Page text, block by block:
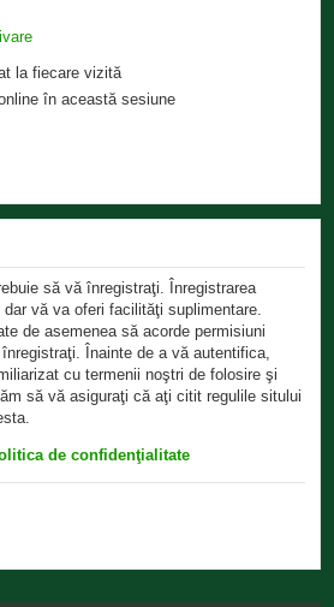
la fiecare vizită
în această sesiune
să vă înregistraţi. Înregistrarea
vă va oferi facilităţi suplimentare.
de asemenea să acorde permisiuni
Înainte de a vă autentifica,
cu termenii noştri de folosire şi
să vă asiguraţi că aţi citit regulile sitului
de confidenţialitate